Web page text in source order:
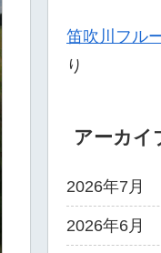
笛吹川フル
り
アーカイ
2026年7月
2026年6月